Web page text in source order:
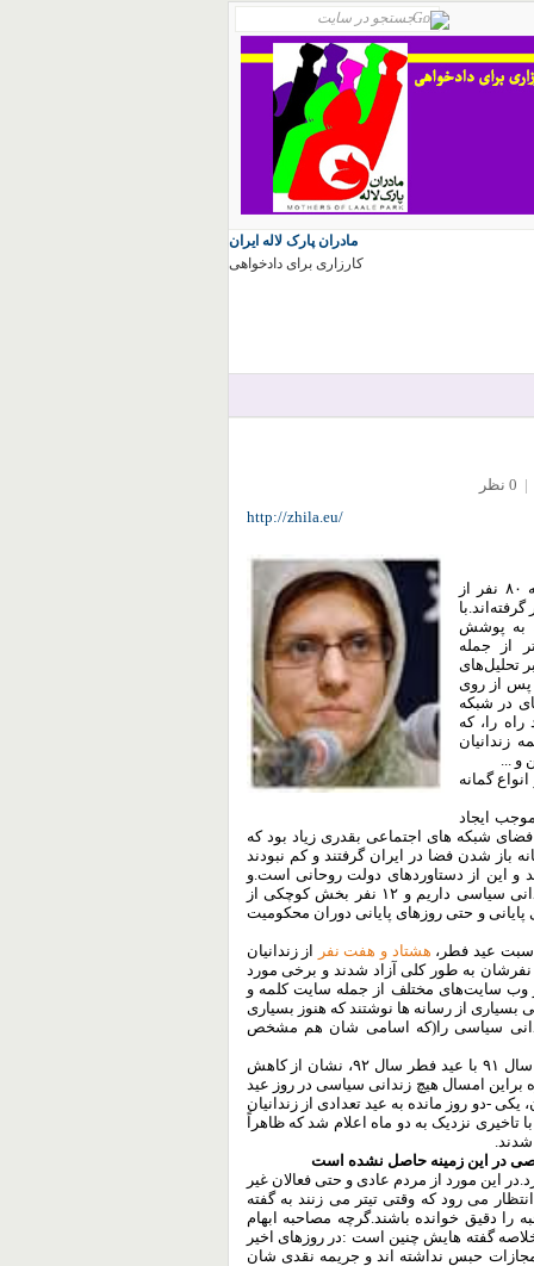
مادران پارک لاله ایران
کارزاری برای دادخواهی
| 0 نظر
http://zhila.eu/
ای گفته است که ۸۰ نفر از
۸۸) مورد عفو قرار گرفته‌اند.با
به پوشش
از جمله
تحلیل‌های
پس از روی
در شبکه
را، که
زندانیان
و ...
گمانه
ایجاد
شبکه های اجتماعی بقدری زیاد بود که
باز شدن فضا در ایران گرفتند و کم نبودند
و این از دستاوردهای دولت روحانی است.و
کمتر رسانه ای به این موضوع اشاره کرد که ما در ایران ۱۰۰۰ زندانی سیاسی داریم و ۱۲ نفر بخش کوچکی از
پایانی و حتی روزهای پایانی دوران محکومیت
عید فطر، هشتاد و هفت نفر
از زندانیان
مورد عفو رهبری قرار گرفتند.از مجموع این افراد، ۶۰ تا ۷۰ نفرشان به طور کلی آزاد شدند و برخی مورد
وب سایت‌های مختلف از جمله سایت کلمه و
از رسانه ها نوشتند که هنوز بسیاری
سیاسی را(که اسامی شان هم مشخص
مقایسه رویداد مربوط به آزادی زندانیان سیاسی در عید فطر سال ۹۱ با عید فطر سال ۹۲، نشان از کاهش
امسال هیچ زندانی سیاسی در روز عید
-دو روز مانده به عید تعدادی از زندانیان
نزدیک به دو ماه اعلام شد که ظاهراً
در این زمینه حاصل نشده است
این مورد از مردم عادی و حتی فعالان غیر
می رود که وقتی تیتر می زنند به گفته
را دقیق خوانده باشند.گرچه مصاحبه ابهام
خلاصه گفته هایش چنین است :در روزهای اخیر
حبس نداشته اند و جریمه نقدی شان